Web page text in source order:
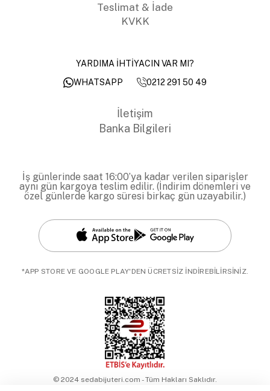
Teslimat & İade
KVKK
YARDIMA İHTİYACIN VAR MI?
WHATSAPP
0212 291 50 49
İletişim
Banka Bilgileri
İş günlerinde saat 16:00’ya kadar verilen siparişler
aynı gün kargoya teslim edilir. (İndirim dönemleri ve
özel günlerde kargo süresi birkaç gün uzayabilir.)
*APP STORE VE GOOGLE PLAY'DEN ÜCRETSİZ İNDİREBİLİRSİNİZ.
© 2024 sedabijuteri.com - Tüm Hakları Saklıdır.